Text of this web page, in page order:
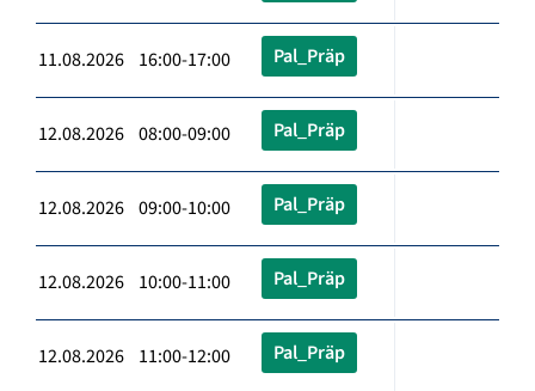
11.08.2026 16:00-17:00 Pal_Präp
12.08.2026 08:00-09:00 Pal_Präp
12.08.2026 09:00-10:00 Pal_Präp
12.08.2026 10:00-11:00 Pal_Präp
12.08.2026 11:00-12:00 Pal_Präp